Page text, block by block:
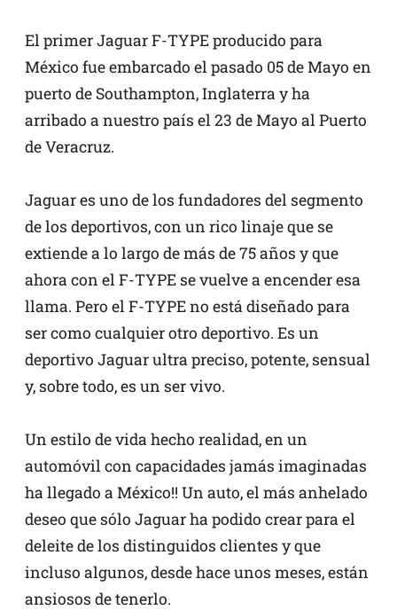
El primer Jaguar F-TYPE producido para
México fue embarcado el pasado 05 de Mayo en
puerto de Southampton, Inglaterra y ha
arribado a nuestro país el 23 de Mayo al Puerto
de Veracruz.
Jaguar es uno de los fundadores del segmento
de los deportivos, con un rico linaje que se
extiende a lo largo de más de 75 años y que
ahora con el F-TYPE se vuelve a encender esa
llama. Pero el F-TYPE no está diseñado para
ser como cualquier otro deportivo. Es un
deportivo Jaguar ultra preciso, potente, sensual
y, sobre todo, es un ser vivo.
Un estilo de vida hecho realidad, en un
automóvil con capacidades jamás imaginadas
ha llegado a México!! Un auto, el más anhelado
deseo que sólo Jaguar ha podido crear para el
deleite de los distinguidos clientes y que
incluso algunos, desde hace unos meses, están
ansiosos de tenerlo.